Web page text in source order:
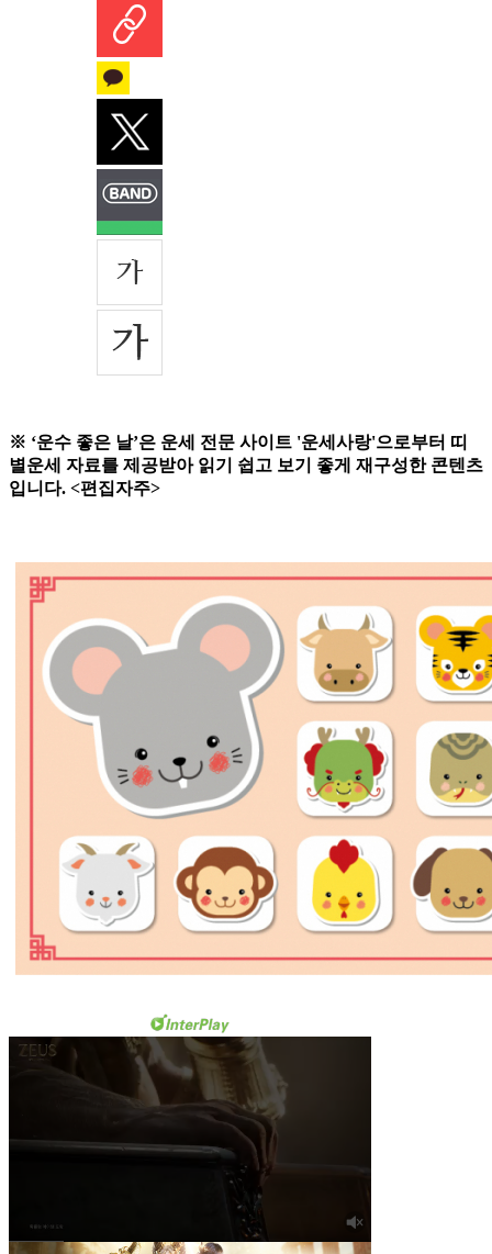
※ ‘운수 좋은 날’은 운세 전문 사이트 '운세사랑'으로부터 띠
별운세 자료를 제공받아 읽기 쉽고 보기 좋게 재구성한 콘텐츠
입니다. <편집자주>